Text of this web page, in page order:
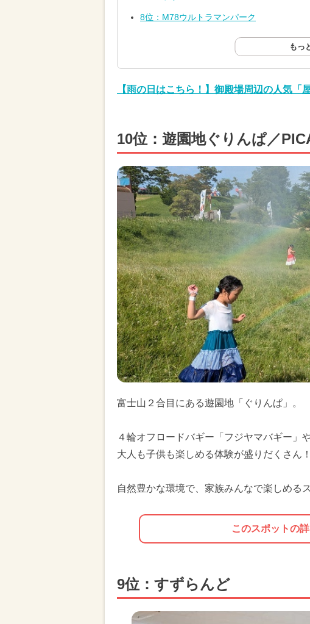
8位：M78ウルトラマンパーク
もっ
【雨の日はこちら！】御殿場周辺の人気「
10位：遊園地ぐりんぱ／
富士山２合目にある遊園地「ぐりんぱ」。
４輪オフロードバギー「フジヤマバギー」
大人も子供も楽しめる体験が盛りだくさん！
自然豊かな環境で、家族みんなで楽しめる
このスポットの
9位：すずらんど